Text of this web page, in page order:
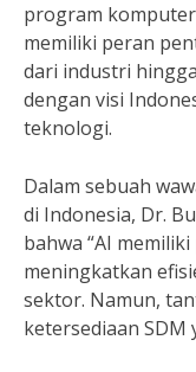
program
memiliki peran
dari industri
dengan visi
teknologi.
Dalam sebuah
di Indonesia, Dr.
bahwa “AI
meningkatkan
sektor. Namun,
ketersediaan SDM